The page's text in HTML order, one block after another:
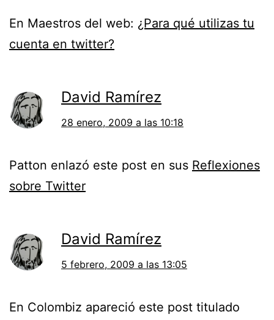
En Maestros del web: ¿Para qué utilizas tu
cuenta en twitter?
David Ramírez
28 enero, 2009 a las 10:18
Patton enlazó este post en sus Reflexiones
sobre Twitter
David Ramírez
5 febrero, 2009 a las 13:05
En Colombiz apareció este post titulado